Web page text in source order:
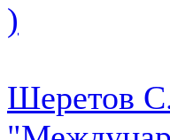
)
Шеретов